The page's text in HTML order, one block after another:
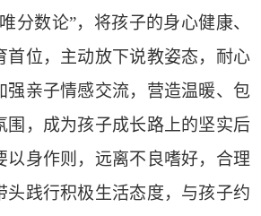
分数论”，将孩子的身心健康、
首位，主动放下说教姿态，耐心
强亲子情感交流，营造温暖、包
围，成为孩子成长路上的坚实后
以身作则，远离不良嗜好，合理
头践行积极生活态度，与孩子约